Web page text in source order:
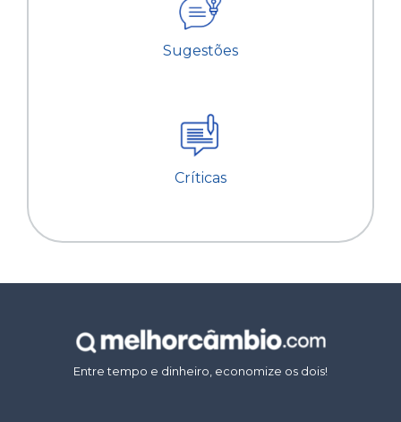
Sugestões
Críticas
Entre tempo e dinheiro, economize os dois!